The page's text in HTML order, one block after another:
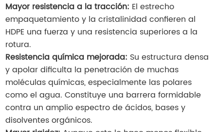
Mayor resistencia a la tracción: El estrecho
empaquetamiento y la cristalinidad confieren al
HDPE una fuerza y una resistencia superiores a la
rotura.
Resistencia química mejorada: Su estructura densa
y apolar dificulta la penetración de muchas
moléculas químicas, especialmente las polares
como el agua. Constituye una barrera formidable
contra un amplio espectro de ácidos, bases y
disolventes orgánicos.